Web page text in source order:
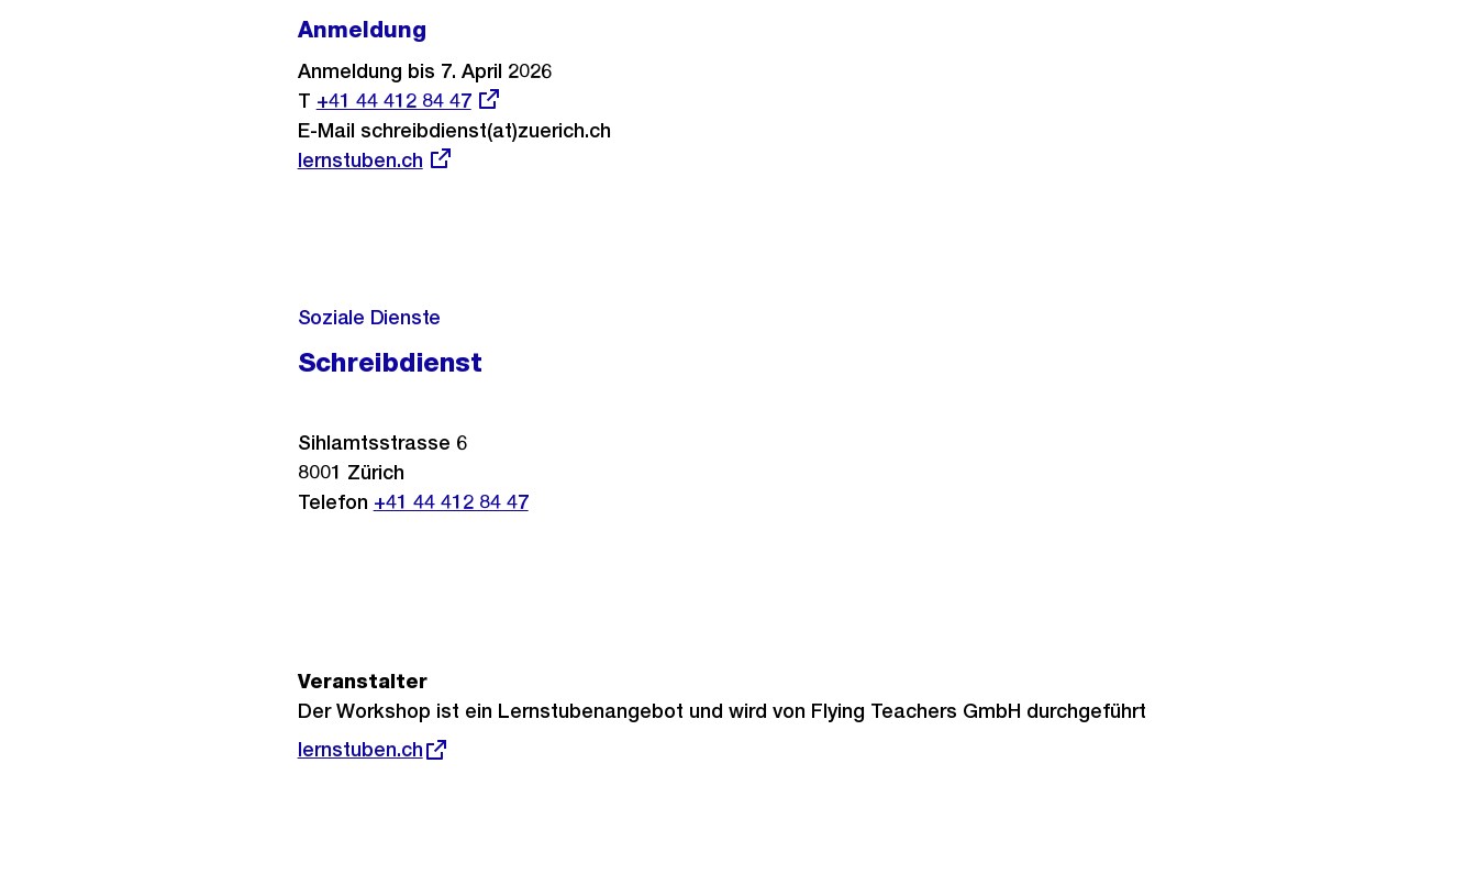
Anmeldung
Anmeldung bis 7. April 2026
T Externer
Link:
+41 44 412 84 47
E-Mail schreibdienst(at)zuerich.ch
Externer
lernstuben.ch
Soziale Dienste
Schreibdienst
Sihlamtsstrasse 6
8001 Zürich
Telefon +41 44 412 84 47
Veranstalter
Der Workshop ist ein Lernstubenangebot und wird von Flying Teachers GmbH durchgeführt
Externer
Link:
lernstuben.ch